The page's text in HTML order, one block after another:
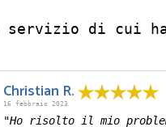
servizio di cui
Christian R.
16 febbraio 2023
"Ho risolto il mio